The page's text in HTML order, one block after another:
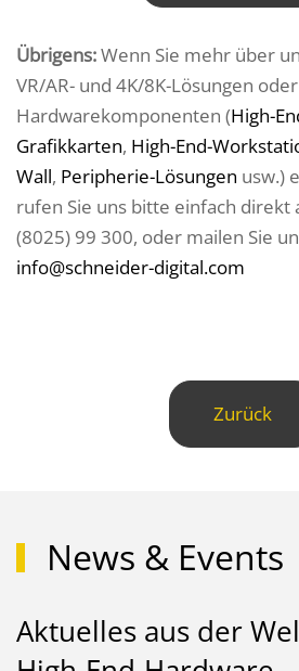
Übrigens:Wenn Sie mehr über
VR/AR- und 4K/8K-Lösungen
Hardwarekomponenten (High-
Grafikkarten, High-End-
Wall, Peripherie-Lösungen usw.)
rufen Sie uns bitte einfach direkt
(8025) 99 300, oder mailen Sie
info@schneider-digital.com
Zurück
News & Events
Aktuelles aus der